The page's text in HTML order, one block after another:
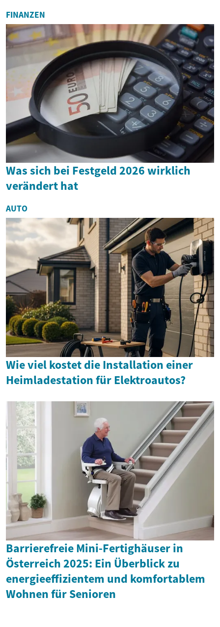
FINANZEN
Was sich bei Festgeld 2026 wirklich
verändert hat
AUTO
Wie viel kostet die Installation einer
Heimladestation für Elektroautos?
Barrierefreie Mini-Fertighäuser in
Österreich 2025: Ein Überblick zu
energieeffizientem und komfortablem
Wohnen für Senioren